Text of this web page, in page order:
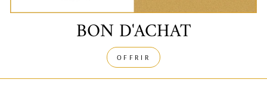
BON D'ACHAT
OFFRIR